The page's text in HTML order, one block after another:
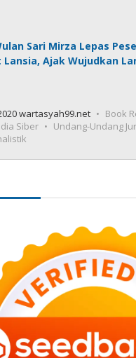
Sari Mirza Lepas
Lansia, Ajak Wujudkan
wartasyah99.net
Book
Siber
Undang-Undang